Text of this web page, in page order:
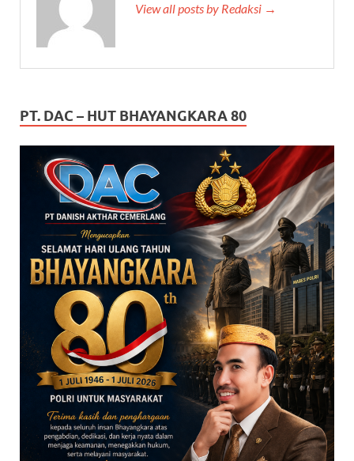
View all posts by Redaksi →
PT. DAC – HUT BHAYANGKARA 80